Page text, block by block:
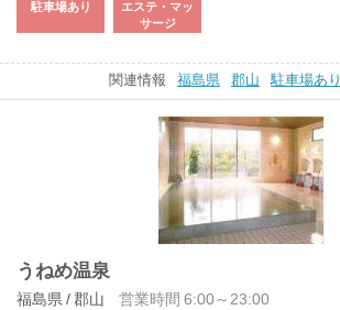
駐車場あり
エステ・マッ
サージ
関連情報 福島県 郡山 駐車場あり
うねめ温泉
福島県 / 郡山 営業時間 6:00～23:00